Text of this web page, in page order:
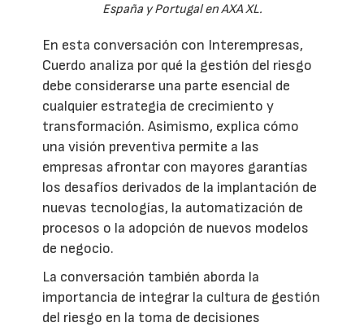
España y Portugal en AXA XL.
En esta conversación con Interempresas,
Cuerdo analiza por qué la gestión del riesgo
debe considerarse una parte esencial de
cualquier estrategia de crecimiento y
transformación. Asimismo, explica cómo
una visión preventiva permite a las
empresas afrontar con mayores garantías
los desafíos derivados de la implantación de
nuevas tecnologías, la automatización de
procesos o la adopción de nuevos modelos
de negocio.
La conversación también aborda la
importancia de integrar la cultura de gestión
del riesgo en la toma de decisiones